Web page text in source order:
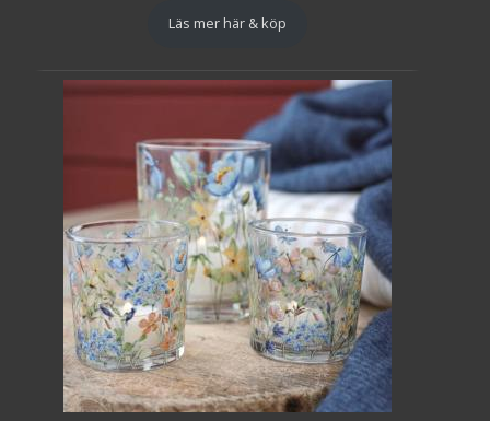
Läs mer här & köp